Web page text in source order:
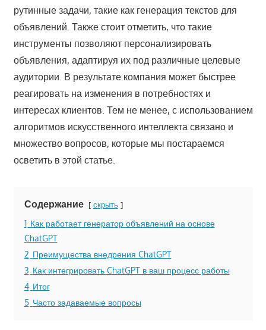
рутинные задачи, такие как генерация текстов для
объявлений. Также стоит отметить, что такие
инструменты позволяют персонализировать
объявления, адаптируя их под различные целевые
аудитории. В результате компания может быстрее
реагировать на изменения в потребностях и
интересах клиентов. Тем не менее, с использованием
алгоритмов искусственного интеллекта связано и
множество вопросов, которые мы постараемся
осветить в этой статье.
Содержание скрыть
1 Как работает генератор объявлений на основе
ChatGPT
2 Преимущества внедрения ChatGPT
3 Как интегрировать ChatGPT в ваш процесс работы
4 Итог
5 Часто задаваемые вопросы